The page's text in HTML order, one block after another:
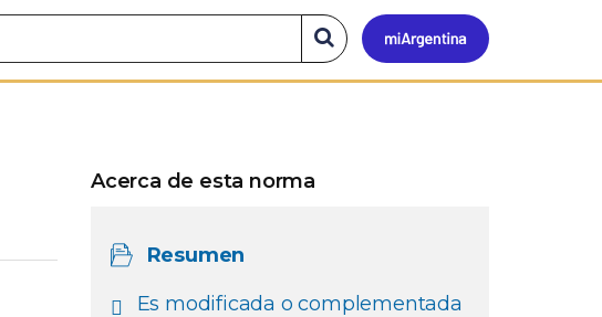
Mi
Buscar
en
el
Acerca de esta norma
Resumen
Es modificada o complementada